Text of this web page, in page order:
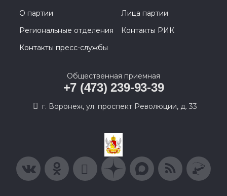
О партии
Лица партии
Региональные отделения
Контакты РИК
Контакты пресс-службы
Общественная приемная
+7 (473) 239-93-39
г. Воронеж, ул. проспект Революции, д. 33